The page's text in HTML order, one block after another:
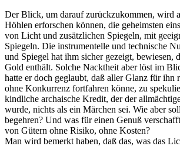
Der Blick, um darauf zurückzukommen, wird
Höhlen erforschen können, die geheimsten
von Licht und zusätzlichen Spiegeln, mit
Spiegeln. Die instrumentelle und technische
und Spiegel hat ihm sicher gezeigt, bewiesen,
Gold enthält. Solche Nacktheit aber löst im
hatte er doch geglaubt, daß aller Glanz für ihn
ohne Konkurrenz fortfahren könne, zu
kindliche archaische Kredit, der der
wurde, nichts als ein Märchen sei. Wie aber
begehren? Und was für einen Genuß
von Gütern ohne Risiko, ohne Kosten?
Man wird bemerkt haben, daß das, was das